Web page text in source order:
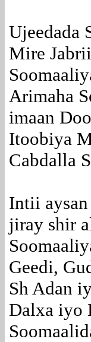
Ujeedada
Mire
Arimaha
imaan
Itoobiya
Cabdalla
Intii
jiray shir
Geedi,
Sh Adan
Dalxa iyo